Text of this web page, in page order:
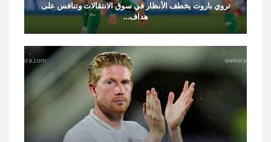
تروي باروت يخطف الأنظار في سوق الانتقالات وتنافس على
هداف…